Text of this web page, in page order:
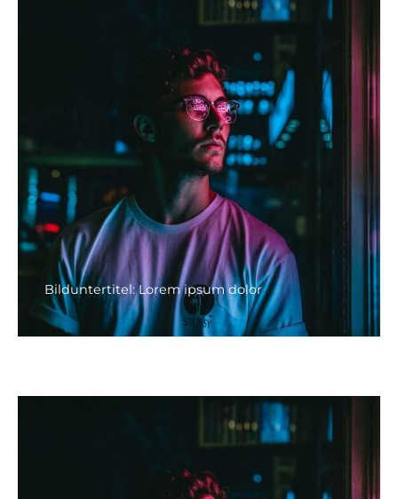
Bilduntertitel: Lorem ipsum dolor